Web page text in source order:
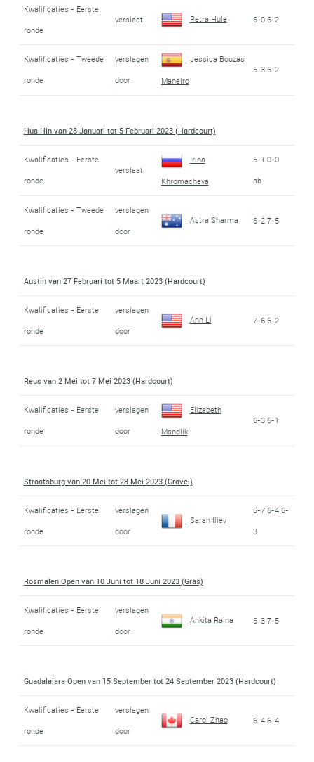
Kwalificaties - Eerste
ronde
verslaat Petra Hule 6-0 6-2
Kwalificaties - Tweede
ronde
verslagen
door
Jessica Bouzas
Maneiro
6-3 6-2
Hua Hin van 28 Januari tot 5 Februari 2023 (Hardcourt)
Kwalificaties - Eerste
ronde
verslaat
Irina
Khromacheva
6-1 0-0
ab.
Kwalificaties - Tweede
ronde
verslagen
door
Astra Sharma 6-2 7-5
Austin van 27 Februari tot 5 Maart 2023 (Hardcourt)
Kwalificaties - Eerste
ronde
verslagen
door
Ann Li 7-6 6-2
Reus van 2 Mei tot 7 Mei 2023 (Hardcourt)
Kwalificaties - Eerste
ronde
verslagen
door
Elizabeth
Mandlik
6-3 6-1
Straatsburg van 20 Mei tot 28 Mei 2023 (Gravel)
Kwalificaties - Eerste
ronde
verslagen
door
Sarah Iliev
5-7 6-4 6-
3
Rosmalen Open van 10 Juni tot 18 Juni 2023 (Gras)
Kwalificaties - Eerste
ronde
verslagen
door
Ankita Raina 6-3 7-5
Guadalajara Open van 15 September tot 24 September 2023 (Hardcourt)
Kwalificaties - Eerste
ronde
verslagen
door
Carol Zhao 6-4 6-4